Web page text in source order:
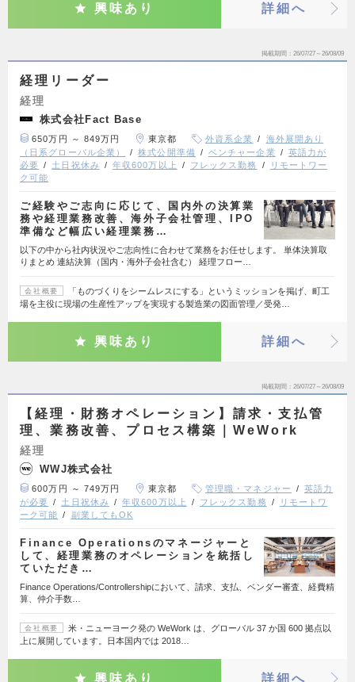
興味あり 詳細へ
掲載期間 26/07/27～26/08/09
経理リーダー
経理
株式会社Fact Base
650万円 ～ 849万円 東京都 外資系企業
海外展開あり
（日系グローバル企業）
株式公開準備 ベンチャー企業
英語力が
必要
土日祝休み 年収600万以上 フレックス勤務
リモートワー
ク可能
ご経験やご志向に応じて、国内外の決算業
務や経理業務改善、海外子会社管理、IPO
準備など幅広い経理業務…
以下の中から社内状況やご志向性に合わせて業務をお任せします。 単体決算取
りまとめ 連結決算（国内・海外子会社含む） 経理フロー…
会社概要
「ものづくりをシームレスにする」というミッションを掲げ、町工
場を主役に現場の生産性アップを実現する製造業の図面管理／受発…
興味あり 詳細へ
掲載期間 26/07/27～26/08/09
【経理・財務オペレーション】請求・支払管
理、業務改善、プロセス構築｜WeWork
経理
WWJ株式会社
600万円 ～ 749万円 東京都 管理職・マネジャー
英語力
が必要
土日祝休み 年収600万以上 フレックス勤務
リモートワ
ーク可能
副業してもOK
Finance Operationsのマネージャーと
して、経理業務のオペレーションを統括し
ていただき…
Finance Operations/Controllershipにおいて、請求、支払、ベンダー審査、経費精
算、仲介手数…
会社概要
米・ニューヨーク発の WeWork は、グローバル 37 か国 600 拠点以
上に展開しています。日本国内では 2018…
興味あり 詳細へ